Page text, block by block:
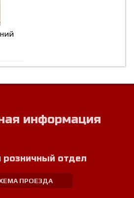
информация
розничный отдел
ПРОЕЗДА